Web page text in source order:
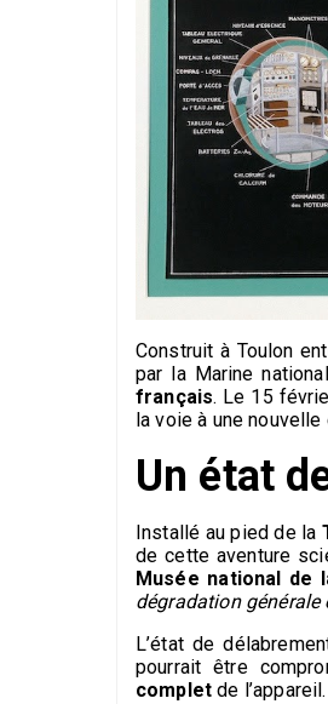
Construit à Toulon
par la Marine
français. Le 15
la voie à une
Un état
Installé au pied de la
de cette aventure
Musée national de
dégradation
L’état de
pourrait être
complet de l’appareil.